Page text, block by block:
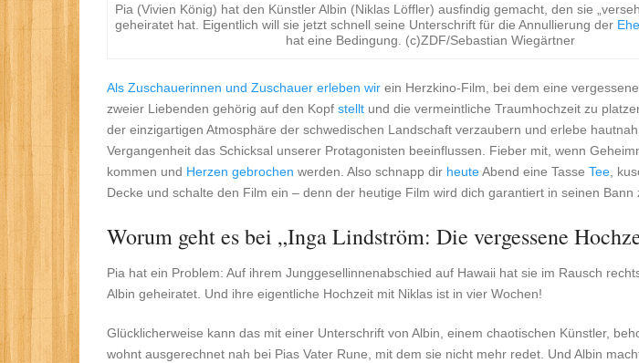
Pia (Vivien König) hat den Künstler Albin (Niklas Löffler) ausfindig gemacht, den sie
geheiratet hat. Eigentlich will sie jetzt schnell seine Unterschrift für die Annullierung der Ehe
hat eine Bedingung. (c)ZDF/Sebastian Wiegärtner
Als Zuschauerinnen und Zuschauer erleben wir ein Herzkino-Film, bei dem eine
zweier Liebenden gehörig auf den Kopf stellt und die vermeintliche Traumhochzeit zu
der einzigartigen Atmosphäre der schwedischen Landschaft verzaubern und erlebe
Vergangenheit das Schicksal unserer Protagonisten beeinflussen. Fieber mit, wenn
kommen und Herzen gebrochen werden. Also schnapp dir heuteAbend eine Tasse Tee ,
Decke und schalte den Film ein – denn der heutige Film wird dich garantiert in seinen Bann
Worum geht es bei „Inga Lindström: Die vergessene
Pia hat ein Problem: Auf ihrem Junggesellinnenabschied auf Hawaii hat sie im Rausch
Albin geheiratet. Und ihre eigentliche Hochzeit mit Niklas ist in vier Wochen!
Glücklicherweise kann das mit einer Unterschrift von Albin, einem chaotischen Künstler,
wohnt ausgerechnet nah bei Pias Vater Rune, mit dem sie nicht mehr redet. Und Albin